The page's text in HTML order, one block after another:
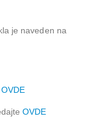
je naveden na
OVDE
OVDE